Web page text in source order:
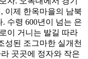
이제 한옥마을의 남북
수령 600년이 넘는 은
이 거니는 발길 따라
성된 조그마한 실개천
곳곳에 정자와 작은